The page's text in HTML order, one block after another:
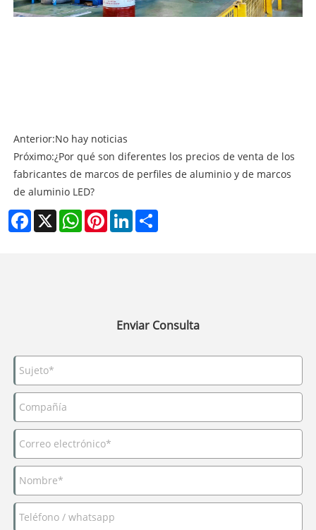
Anterior:No hay noticias
Próximo:¿Por qué son diferentes los precios de venta de los
fabricantes de marcos de perfiles de aluminio y de marcos
de aluminio LED?
Facebook
X WhatsAppPinterestLinkedIn
Enviar Consulta